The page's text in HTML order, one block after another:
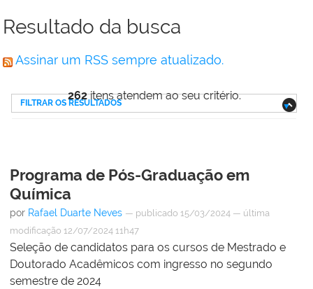
Resultado da busca
Assinar um RSS sempre atualizado.
262itens atendem ao seu critério.
FILTRAR OS RESULTADOS
Programa de Pós-Graduação em
Química
por Rafael Duarte Neves — publicado 15/03/2024 — última
modificação 12/07/2024 11h47
Seleção de candidatos para os cursos de Mestrado e
Doutorado Acadêmicos com ingresso no segundo
semestre de 2024